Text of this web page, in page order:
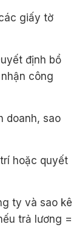
giấy tờ
định bổ
công
doanh, sao
hoặc quyết
ty và sao kê
trả lương =